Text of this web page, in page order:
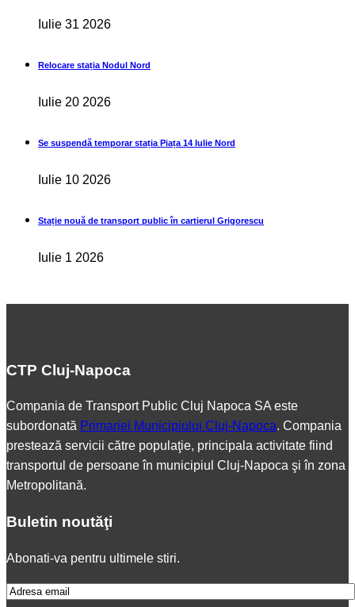
Iulie 31 2026
Relocare stația Nodul Nord
Iulie 20 2026
Se suspendă temporar stația Piața 14 Iulie Nord
Iulie 10 2026
Stație nouă de transport public în cartierul Grigorescu
Iulie 1 2026
CTP Cluj-Napoca
Compania de Transport Public Cluj Napoca SA este
subordonată Primariei Municipiului Cluj-Napoca. Compania
prestează servicii către populaţie, principala activitate fiind
transportul de persoane în municipiul Cluj-Napoca şi în zona
Metropolitană.
Buletin noutăţi
Abonati-va pentru ultimele stiri.